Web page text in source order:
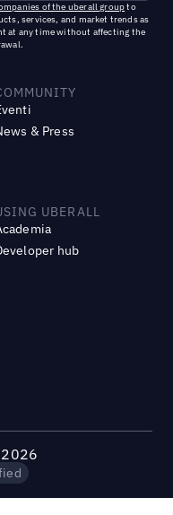
of the uberall groupto
services, and market trends as
at any time without affecting the
& Press
UBERALL
hub
2026